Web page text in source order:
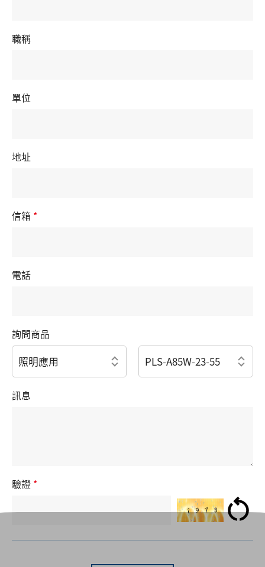
職稱
單位
地址
信箱 *
電話
詢問商品
訊息
驗證 *